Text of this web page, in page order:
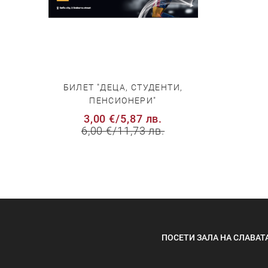
БИЛЕТ "ДЕЦА, СТУДЕНТИ,
ПЕНСИОНЕРИ"
3,00 €/5,87 лв.
6,00 €/11,73 лв.
ПОСЕТИ ЗАЛА НА